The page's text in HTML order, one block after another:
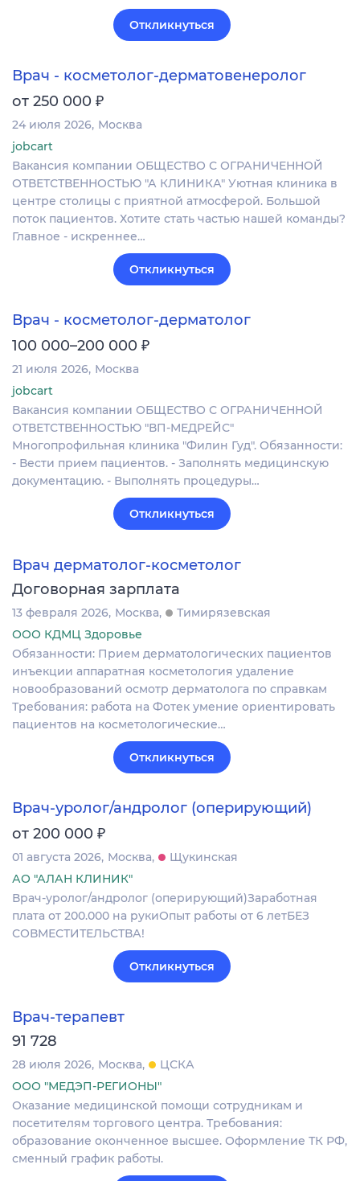
Откликнуться
Врач - косметолог-дерматовенеролог
от 250 000 ₽
24 июля 2026 Москва
jobcart
Вакансия компании ОБЩЕСТВО С ОГРАНИЧЕННОЙ
ОТВЕТСТВЕННОСТЬЮ "А КЛИНИКА" Уютная клиника в
центре столицы с приятной атмосферой. Большой
поток пациентов. Хотите стать частью нашей команды?
Главное - искреннее…
Откликнуться
Врач - косметолог-дерматолог
100 000–200 000 ₽
21 июля 2026 Москва
jobcart
Вакансия компании ОБЩЕСТВО С ОГРАНИЧЕННОЙ
ОТВЕТСТВЕННОСТЬЮ "ВП-МЕДРЕЙС"
Многопрофильная клиника "Филин Гуд". Обязанности:
- Вести прием пациентов. - Заполнять медицинскую
документацию. - Выполнять процедуры…
Откликнуться
Врач дерматолог-косметолог
Договорная зарплата
13 февраля 2026 Москва
Тимирязевская
ООО КДМЦ Здоровье
Обязанности: Прием дерматологических пациентов
инъекции аппаратная косметология удаление
новообразований осмотр дерматолога по справкам
Требования: работа на Фотек умение ориентировать
пациентов на косметологические…
Откликнуться
Врач-уролог/андролог (оперирующий)
от 200 000 ₽
01 августа 2026 Москва
Щукинская
АО "АЛАН КЛИНИК"
Врач-уролог/андролог (оперирующий)Заработная
плата от 200.000 на рукиОпыт работы от 6 летБЕЗ
СОВМЕСТИТЕЛЬСТВА!
Откликнуться
Врач-терапевт
91 728
28 июля 2026 Москва
ЦСКА
ООО "МЕДЭП-РЕГИОНЫ"
Оказание медицинской помощи сотрудникам и
посетителям торгового центра. Требования:
образование оконченное высшее. Оформление ТК РФ,
сменный график работы.